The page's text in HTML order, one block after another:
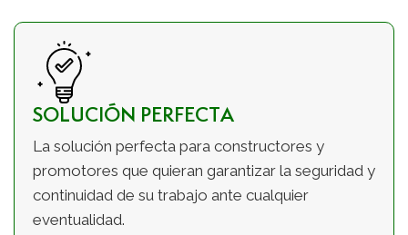
SOLUCIÓN PERFECTA
La solución perfecta para constructores y
promotores que quieran garantizar la seguridad y
continuidad de su trabajo ante cualquier
eventualidad.